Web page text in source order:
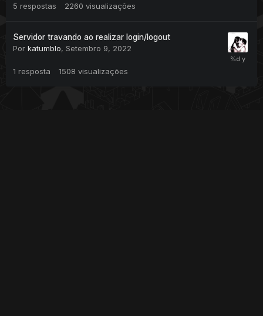
5 respostas 2260 visualizações
Servidor travando ao realizar login/logout
Por katumblo, Setembro 9, 2022
1 resposta 1508 visualizações